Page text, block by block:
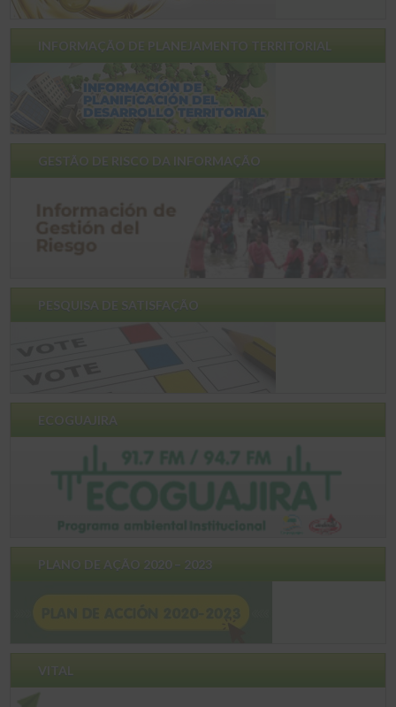
INFORMAÇÃO DE PLANEJAMENTO TERRITORIAL
GESTÃO DE RISCO DA INFORMAÇÃO
PESQUISA DE SATISFAÇÃO
ECOGUAJIRA
PLANO DE AÇÃO 2020 – 2023
VITAL